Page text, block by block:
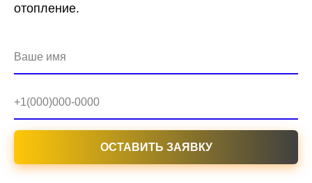
отопление.
Ваше имя
+1(000)000-0000
ОСТАВИТЬ ЗАЯВКУ